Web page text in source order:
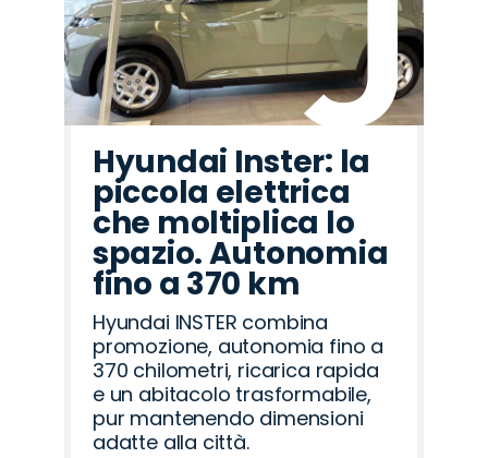
Hyundai Inster: la
piccola elettrica
che moltiplica lo
spazio. Autonomia
fino a 370 km
Hyundai INSTER combina
promozione, autonomia fino a
370 chilometri, ricarica rapida
e un abitacolo trasformabile,
pur mantenendo dimensioni
adatte alla città.